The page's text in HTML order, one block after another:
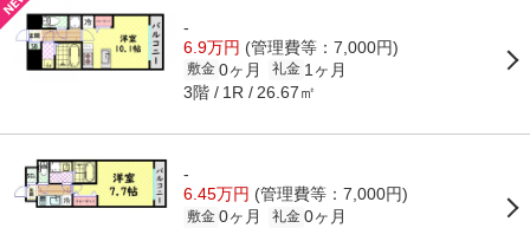
-
6.9万円 (管理費等：7,000円)
敷金 0ヶ月 礼金 1ヶ月
3階 1R 26.67㎡
-
6.45万円 (管理費等：7,000円)
敷金 0ヶ月 礼金 0ヶ月